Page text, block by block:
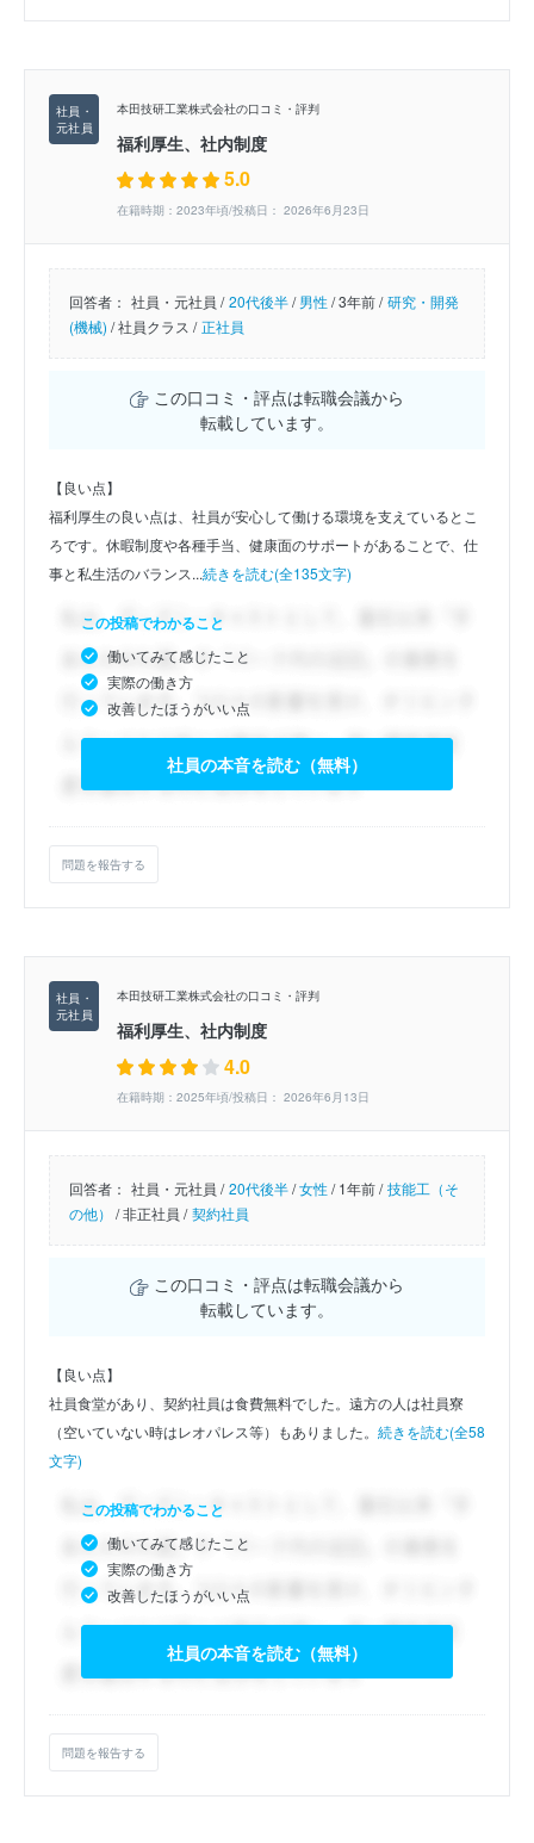
本田技研工業株式会社の口コミ・評判
福利厚生、社内制度
5.0
在籍時期：2023年頃/投稿日： 2026年6月23日
回答者： 社員・元社員 / 20代後半/男性/3年前 / 研究・開発
(機械) /社員クラス / 正社員
この口コミ・評点は転職会議から
転載しています。
【良い点】
福利厚生の良い点は、社員が安心して働ける環境を支えているとこ
ろです。休暇制度や各種手当、健康面のサポートがあることで、仕
事と私生活のバランス...続きを読む(全135文字)
この投稿でわかること
働いてみて感じたこと
実際の働き方
改善したほうがいい点
社員の本音を読む（無料）
問題を報告する
本田技研工業株式会社の口コミ・評判
福利厚生、社内制度
4.0
在籍時期：2025年頃/投稿日： 2026年6月13日
回答者： 社員・元社員 / 20代後半/女性/1年前 / 技能工（そ
の他） /非正社員 / 契約社員
この口コミ・評点は転職会議から
転載しています。
【良い点】
社員食堂があり、契約社員は食費無料でした。遠方の人は社員寮
（空いていない時はレオパレス等）もありました。 続きを読む(全58
文字)
この投稿でわかること
働いてみて感じたこと
実際の働き方
改善したほうがいい点
社員の本音を読む（無料）
問題を報告する